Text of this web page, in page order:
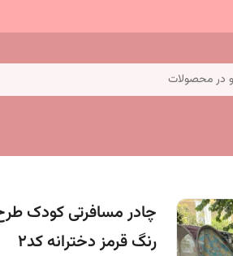
در محصولات
چادر مسافرتی کودک
رنگ قرمز دخترانه کد2